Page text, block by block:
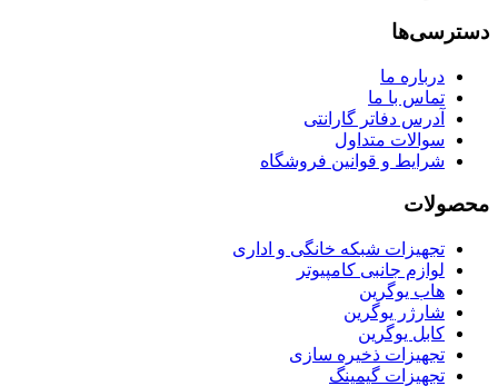
دسترسی‌ها
درباره ما
تماس با ما
آدرس دفاتر گارانتی
سوالات متداول
شرایط و قوانین فروشگاه
محصولات
تجهیزات شبکه خانگی و اداری
لوازم جانبی کامپیوتر
هاب یوگرین
شارژر یوگرین
کابل یوگرین
تجهیزات ذخیره سازی
تجهیزات گیمینگ